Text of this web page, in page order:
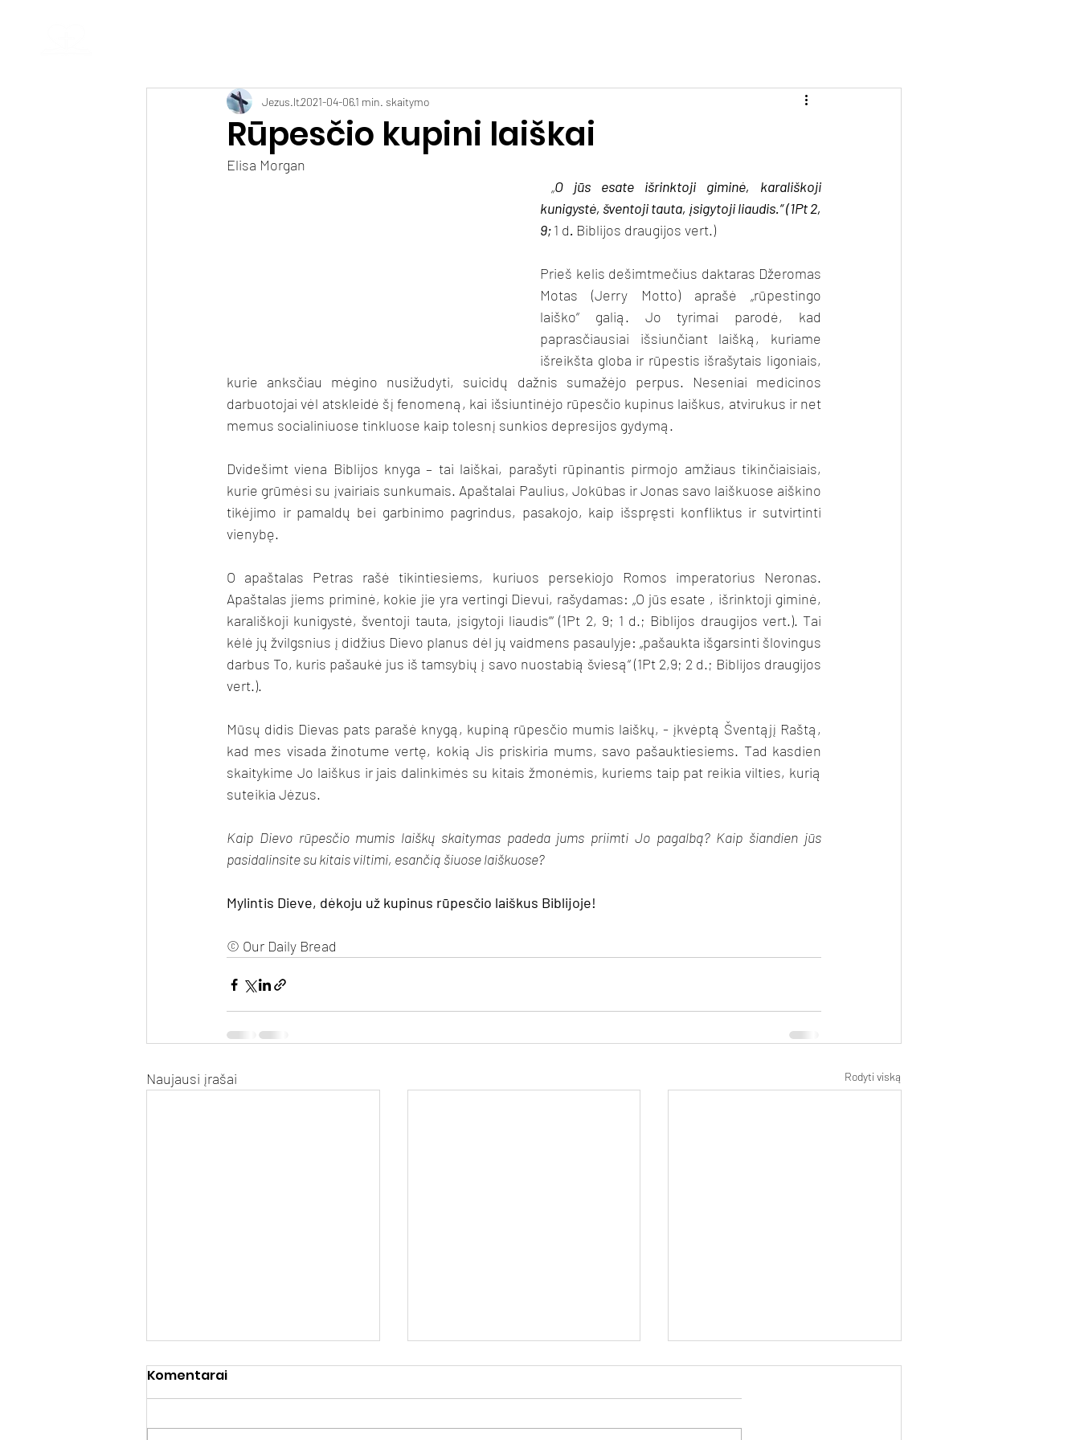
Rūpesčio kupini laiškai
Jezus.lt2021-04-061 min. skaitymo
Elisa Morgan
„O jūs esate išrinktoji giminė, karališkoji
kunigystė, šventoji tauta, įsigytoji liaudis.“ (1Pt 2,
9; 1 d. Biblijos draugijos vert.)
Prieš kelis dešimtmečius daktaras Džeromas
Motas (Jerry Motto) aprašė „rūpestingo
laiško“ galią. Jo tyrimai parodė, kad
paprasčiausiai išsiunčiant laišką, kuriame
išreikšta globa ir rūpestis išrašytais ligoniais,
kurie anksčiau mėgino nusižudyti, suicidų dažnis sumažėjo perpus. Neseniai medicinos
darbuotojai vėl atskleidė šį fenomeną, kai išsiuntinėjo rūpesčio kupinus laiškus, atvirukus ir net
memus socialiniuose tinkluose kaip tolesnį sunkios depresijos gydymą.
Dvidešimt viena Biblijos knyga – tai laiškai, parašyti rūpinantis pirmojo amžiaus tikinčiaisiais,
kurie grūmėsi su įvairiais sunkumais. Apaštalai Paulius, Jokūbas ir Jonas savo laiškuose aiškino
tikėjimo ir pamaldų bei garbinimo pagrindus, pasakojo, kaip išspręsti konfliktus ir sutvirtinti
vienybę.
O apaštalas Petras rašė tikintiesiems, kuriuos persekiojo Romos imperatorius Neronas.
Apaštalas jiems priminė, kokie jie yra vertingi Dievui, rašydamas: „O jūs esate ‚išrinktoji giminė,
karališkoji kunigystė, šventoji tauta, įsigytoji liaudis’“ (1Pt 2, 9; 1 d.; Biblijos draugijos vert.). Tai
kėlė jų žvilgsnius į didžius Dievo planus dėl jų vaidmens pasaulyje: „pašaukta išgarsinti šlovingus
darbus To, kuris pašaukė jus iš tamsybių į savo nuostabią šviesą“ (1Pt 2,9; 2 d.; Biblijos draugijos
vert.).
Mūsų didis Dievas pats parašė knygą, kupiną rūpesčio mumis laiškų, - įkvėptą Šventąjį Raštą,
kad mes visada žinotume vertę, kokią Jis priskiria mums, savo pašauktiesiems. Tad kasdien
skaitykime Jo laiškus ir jais dalinkimės su kitais žmonėmis, kuriems taip pat reikia vilties, kurią
suteikia Jėzus.
Kaip Dievo rūpesčio mumis laiškų skaitymas padeda jums priimti Jo pagalbą? Kaip šiandien jūs
pasidalinsite su kitais viltimi, esančią šiuose laiškuose?
Mylintis Dieve, dėkoju už kupinus rūpesčio laiškus Biblijoje!
© Our Daily Bread
Naujausi įrašai Rodyti viską
Komentarai